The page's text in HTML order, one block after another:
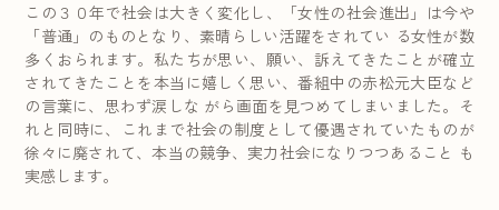
この３０年で社会は大きく変化し、「女性の社会進出」は今や
「普通」のものとなり、素晴らしい活躍をされてい る女性が数
多くおられます。私たちが思い、願い、訴えてきたことが確立
されてきたことを本当に嬉しく思い、番組中の赤松元大臣など
の言葉に、思わず涙しな がら画面を見つめてしまいました。そ
れと同時に、これまで社会の制度として優遇されていたものが
徐々に廃されて、本当の競争、実力社会になりつつあること も
実感します。